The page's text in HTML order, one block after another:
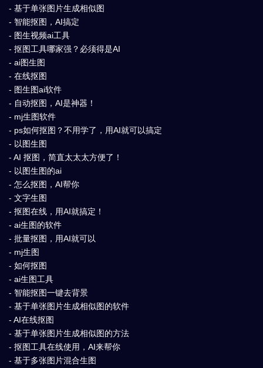
- 基于单张图片生成相似图
- 智能抠图，AI搞定
- 图生视频ai工具
- 抠图工具哪家强？必须得是AI
- ai图生图
- 在线抠图
- 图生图ai软件
- 自动抠图，AI是神器！
- mj生图软件
- ps如何抠图？不用学了，用AI就可以搞定
- 以图生图
- AI 抠图，简直太太太方便了！
- 以图生图的ai
- 怎么抠图，AI帮你
- 文字生图
- 抠图在线，用AI就搞定！
- ai生图的软件
- 批量抠图，用AI就可以
- mj生图
- 如何抠图
- ai生图工具
- 智能抠图一键去背景
- 基于单张图片生成相似图的软件
- AI在线抠图
- 基于单张图片生成相似图的方法
- 抠图工具在线使用，AI来帮你
- 基于多张图片混合生图